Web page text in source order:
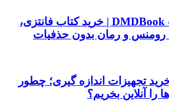
آثار حضور در لیست سیاه FATF از نگاه یک